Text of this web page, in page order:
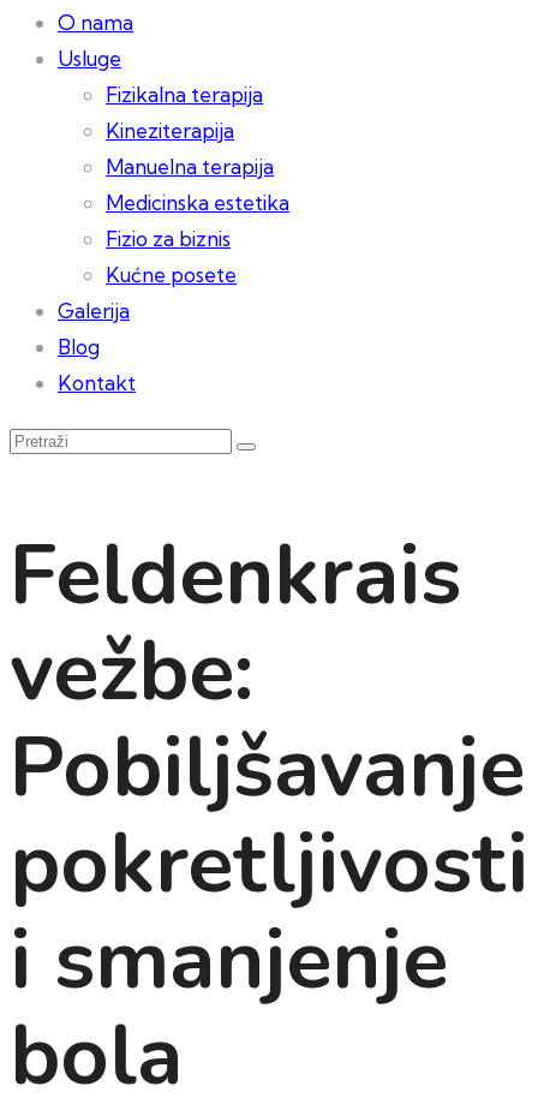
O nama
Usluge
Fizikalna terapija
Kineziterapija
Manuelna terapija
Medicinska estetika
Fizio za biznis
Kućne posete
Galerija
Blog
Kontakt
Feldenkrais
vežbe:
Pobiljšavanje
pokretljivosti
i smanjenje
bola